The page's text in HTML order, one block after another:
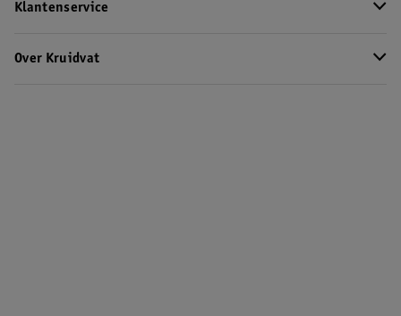
Klantenservice
Over Kruidvat